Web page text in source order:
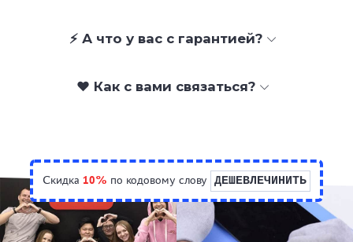
⚡ А что у вас с гарантией?
❤️ Как с вами связаться?
Скидка 10% по кодовому слову ДЕШЕВЛЕЧИНИТЬ